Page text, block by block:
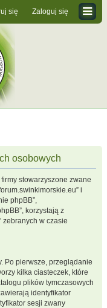
Zaloguj się
się
osobowych
stowarzyszone zwane
forum.swinkimorskie.eu” i
phpBB”,
korzystają z
zebranych w czasie
Po pierwsze, przeglądanie
kilka ciasteczek, które
plików tymczasowych
identyfikator
sesji zwany